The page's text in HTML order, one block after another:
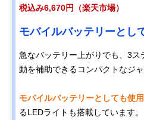
税込み6,670円（楽天市場）
モバイルバッテリーとし
急なバッテリー上がりでも、3
動を補助できるコンパクトなジャ
モバイルバッテリーとしても使用
るLEDライトも搭載しています。